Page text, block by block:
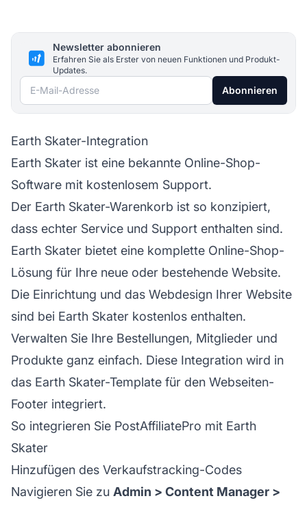
Newsletter abonnieren
Erfahren Sie als Erster von neuen Funktionen und Produkt-
Updates.
E-Mail-Adresse Abonnieren
Earth Skater-Integration
Earth Skater ist eine bekannte Online-Shop-
Software mit kostenlosem Support.
Der Earth Skater-Warenkorb ist so konzipiert,
dass echter Service und Support enthalten sind.
Earth Skater bietet eine komplette Online-Shop-
Lösung für Ihre neue oder bestehende Website.
Die Einrichtung und das Webdesign Ihrer Website
sind bei Earth Skater kostenlos enthalten.
Verwalten Sie Ihre Bestellungen, Mitglieder und
Produkte ganz einfach. Diese Integration wird in
das Earth Skater-Template für den Webseiten-
Footer integriert.
So integrieren Sie PostAffiliatePro mit Earth
Skater
Hinzufügen des Verkaufstracking-Codes
Navigieren Sie zu Admin > Content Manager >